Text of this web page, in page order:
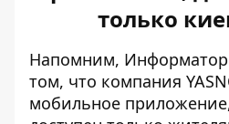
только
Напомним, Информатор
том, что компания
мобильное приложение